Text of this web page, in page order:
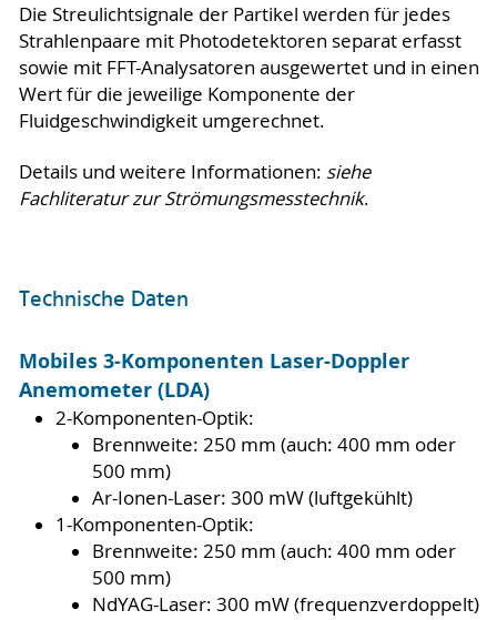
Die Streulichtsignale der Partikel werden für jedes
Strahlenpaare mit Photodetektoren separat erfasst
sowie mit FFT-Analysatoren ausgewertet und in einen
Wert für die jeweilige Komponente der
Fluidgeschwindigkeit umgerechnet.
Details und weitere Informationen: siehe
Fachliteratur zur Strömungsmesstechnik.
Technische Daten
Mobiles 3-Komponenten Laser-Doppler
Anemometer (LDA)
2-Komponenten-Optik:
Brennweite: 250 mm (auch: 400 mm oder
500 mm)
Ar-Ionen-Laser: 300 mW (luftgekühlt)
1-Komponenten-Optik:
Brennweite: 250 mm (auch: 400 mm oder
500 mm)
NdYAG-Laser: 300 mW (frequenzverdoppelt)